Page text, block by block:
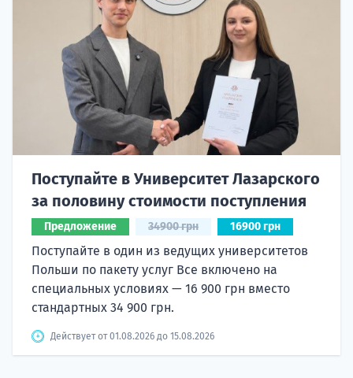
Поступайте в Университет Лазарского
за половину стоимости поступления
Предложение 34900 грн 16900 грн
Поступайте в один из ведущих университетов
Польши по пакету услуг Все включено на
специальных условиях — 16 900 грн вместо
стандартных 34 900 грн.
Действует от 01.08.2026 до 15.08.2026